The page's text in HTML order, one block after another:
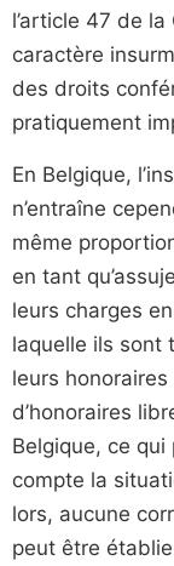
l’article 47 de
caractère
des droits
pratiquement
En Belgique,
n’entraîne
même
en tant
leurs charges
laquelle ils sont
leurs
d’honoraires
Belgique, ce
compte la
lors, aucune
peut être